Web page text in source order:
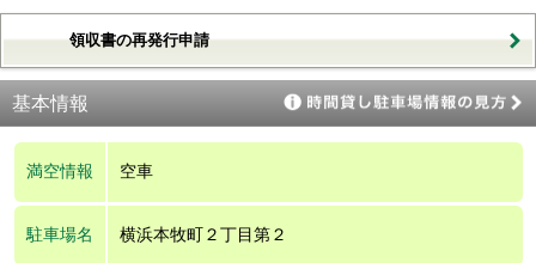
領収書の再発行申請
基本情報
満空情報 空車
駐車場名 横浜本牧町２丁目第２